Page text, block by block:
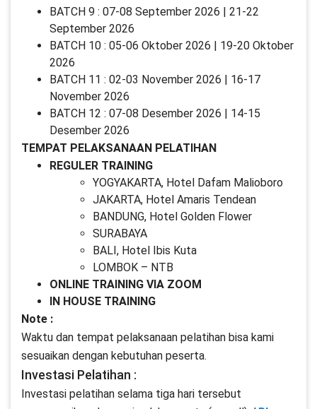
BATCH 9 : 07-08 September 2026 | 21-22
September 2026
BATCH 10 : 05-06 Oktober 2026 | 19-20 Oktober
2026
BATCH 11 : 02-03 November 2026 | 16-17
November 2026
BATCH 12 : 07-08 Desember 2026 | 14-15
Desember 2026
TEMPAT PELAKSANAAN PELATIHAN
REGULER TRAINING
YOGYAKARTA, Hotel Dafam Malioboro
JAKARTA, Hotel Amaris Tendean
BANDUNG, Hotel Golden Flower
SURABAYA
BALI, Hotel Ibis Kuta
LOMBOK – NTB
ONLINE TRAINING VIA ZOOM
IN HOUSE TRAINING
Note :
Waktu dan tempat pelaksanaan pelatihan bisa kami
sesuaikan dengan kebutuhan peserta.
Investasi Pelatihan :
Investasi pelatihan selama tiga hari tersebut